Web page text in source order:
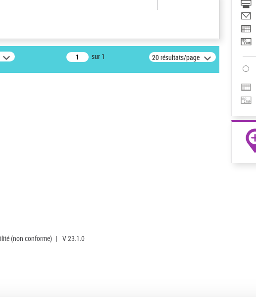
sur 1 20 résultats/page
(non conforme) | V 23.1.0